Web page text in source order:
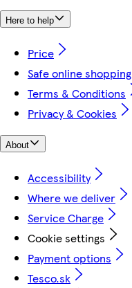
Here to help
Price
Safe online shopping
Terms & Conditions
Privacy & Cookies
About
Accessibility
Where we deliver
Service Charge
Cookie settings
Payment options
Tesco.sk